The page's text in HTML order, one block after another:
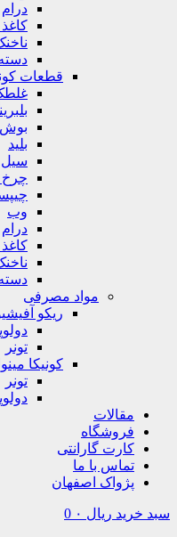
درام
قطعات
بوش
بلید
سیل
چرخ
وب
درام
مواد مصرفی
ریکو
تونر
کونیکا
تونر
مقالات
فروشگاه
کارت گارانتی
تماس با ما
پژواک اصفهان
سبد خرید ریال 0